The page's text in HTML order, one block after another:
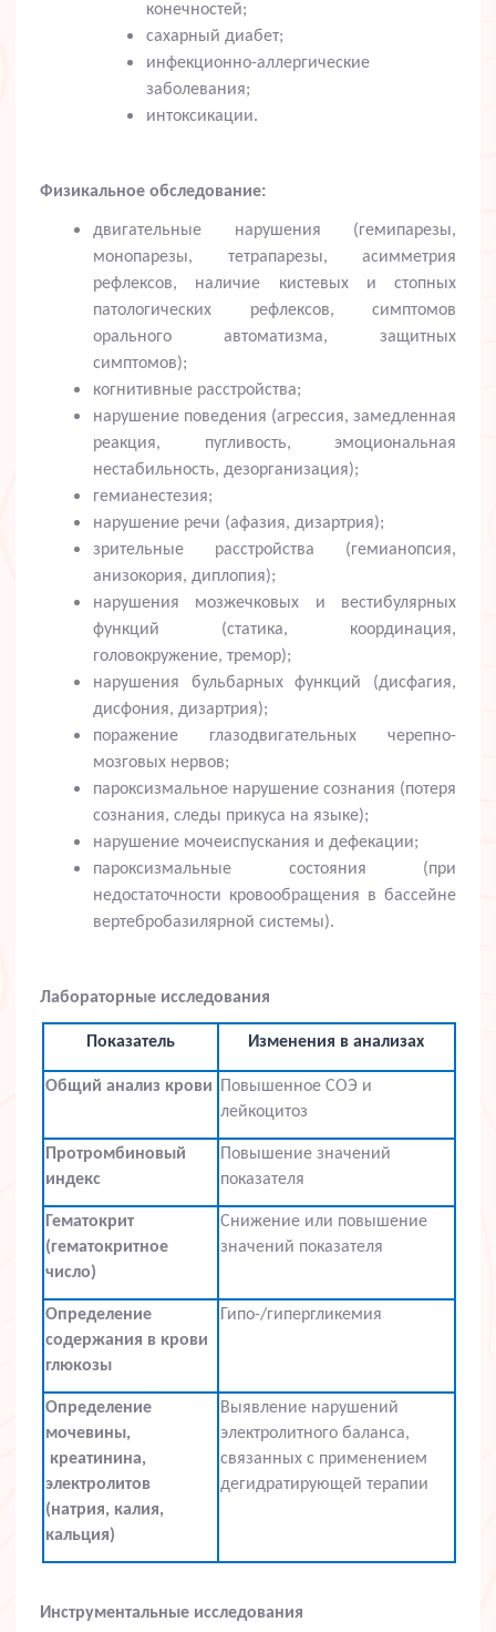
конечностей;
сахарный диабет;
инфекционно-аллергические
заболевания;
интоксикации.
Физикальное обследование:
двигательные нарушения (гемипарезы,
монопарезы, тетрапарезы, асимметрия
рефлексов, наличие кистевых и стопных
патологических рефлексов, симптомов
орального автоматизма, защитных
симптомов);
когнитивные расстройства;
нарушение поведения (агрессия, замедленная
реакция, пугливость, эмоциональная
нестабильность, дезорганизация);
гемианестезия;
нарушение речи (афазия, дизартрия);
зрительные расстройства (гемианопсия,
анизокория, диплопия);
нарушения мозжечковых и вестибулярных
функций (статика, координация,
головокружение, тремор);
нарушения бульбарных функций (дисфагия,
дисфония, дизартрия);
поражение глазодвигательных черепно-
мозговых нервов;
пароксизмальное нарушение сознания (потеря
сознания, следы прикуса на языке);
нарушение мочеиспускания и дефекации;
пароксизмальные состояния (при
недостаточности кровообращения в бассейне
вертебробазилярной системы).
Лабораторные исследования
Показатель Изменения в анализах
Общий анализ крови
Повышенное СОЭ и
лейкоцитоз
Протромбиновый
индекс
Повышение значений
показателя
Гематокрит
(гематокритное
число)
Снижение или повышение
значений показателя
Определение
содержания в крови
глюкозы
Гипо-/гипергликемия
Определение
мочевины,
креатинина,
электролитов
(натрия, калия,
кальция)
Выявление нарушений
электролитного баланса,
связанных с применением
дегидратирующей терапии
Инструментальные исследования